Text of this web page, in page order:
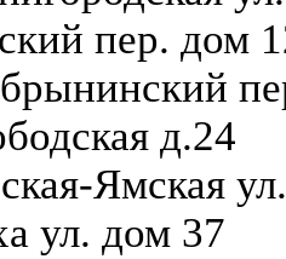
пер. дом
д.24
Ямская
ул. дом 37